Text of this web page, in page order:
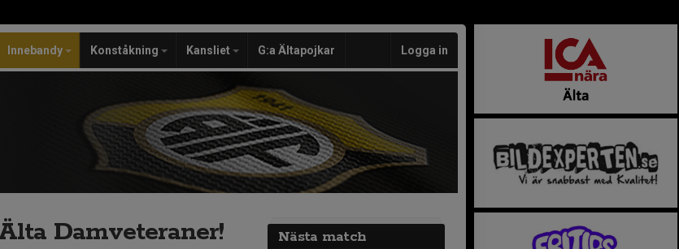
Innebandy Konståkning Kansliet G:a Ältapojkar Logga in
Nästa match
Damveteraner!